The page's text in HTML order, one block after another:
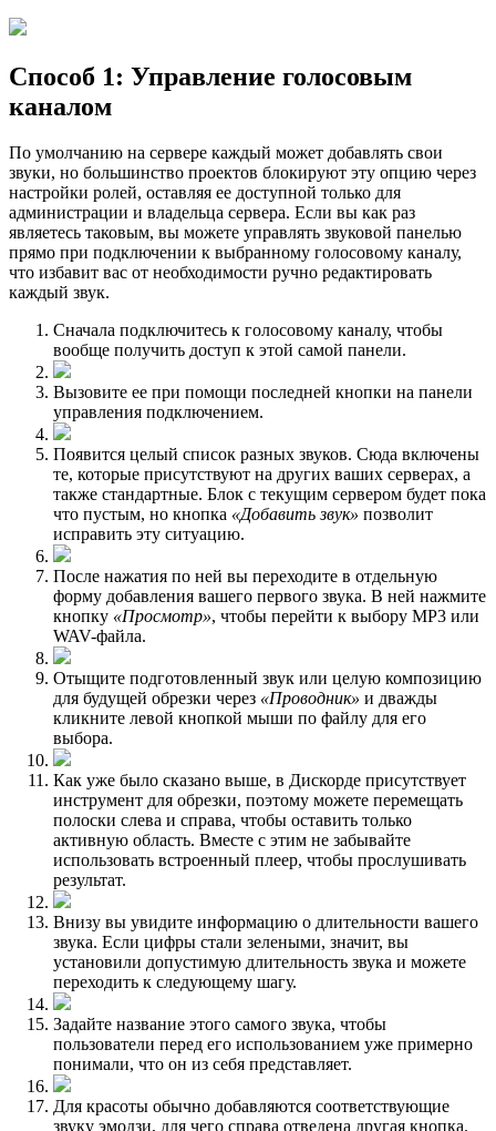
Способ 1: Управление голосовым
каналом
По умолчанию на сервере каждый может добавлять свои
звуки, но большинство проектов блокируют эту опцию через
настройки ролей, оставляя ее доступной только для
администрации и владельца сервера. Если вы как раз
являетесь таковым, вы можете управлять звуковой панелью
прямо при подключении к выбранному голосовому каналу,
что избавит вас от необходимости ручно редактировать
каждый звук.
Сначала подключитесь к голосовому каналу, чтобы
вообще получить доступ к этой самой панели.
Вызовите ее при помощи последней кнопки на панели
управления подключением.
Появится целый список разных звуков. Сюда включены
те, которые присутствуют на других ваших серверах, а
также стандартные. Блок с текущим сервером будет пока
что пустым, но кнопка «Добавить звук» позволит
исправить эту ситуацию.
После нажатия по ней вы переходите в отдельную
форму добавления вашего первого звука. В ней нажмите
кнопку «Просмотр», чтобы перейти к выбору MP3 или
WAV-файла.
Отыщите подготовленный звук или целую композицию
для будущей обрезки через «Проводник» и дважды
кликните левой кнопкой мыши по файлу для его
выбора.
Как уже было сказано выше, в Дискорде присутствует
инструмент для обрезки, поэтому можете перемещать
полоски слева и справа, чтобы оставить только
активную область. Вместе с этим не забывайте
использовать встроенный плеер, чтобы прослушивать
результат.
Внизу вы увидите информацию о длительности вашего
звука. Если цифры стали зелеными, значит, вы
установили допустимую длительность звука и можете
переходить к следующему шагу.
Задайте название этого самого звука, чтобы
пользователи перед его использованием уже примерно
понимали, что он из себя представляет.
Для красоты обычно добавляются соответствующие
звуку эмодзи, для чего справа отведена другая кнопка.